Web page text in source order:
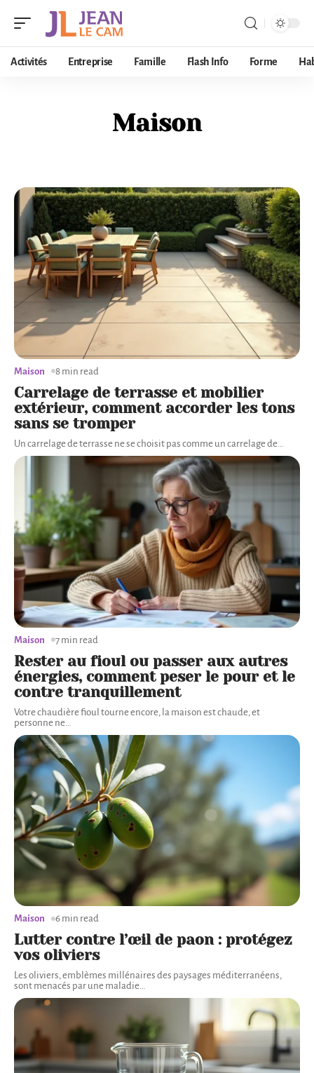
Activités Entreprise Famille Flash Info Forme
Maison
Carrelage de terrasse et mobilier
extérieur, comment accorder les tons
sans se tromper
Un carrelage de terrasse ne se choisit pas comme un carrelage de
Maison 8 min read
Rester au fioul ou passer aux autres
énergies, comment peser le pour et le
contre tranquillement
Votre chaudière fioul tourne encore, la maison est chaude, et
personne ne
Maison 7 min read
Lutter contre l’œil de paon : protégez
vos oliviers
Les oliviers, emblèmes millénaires des paysages méditerranéens,
sont menacés par une maladie…
Maison 6 min read